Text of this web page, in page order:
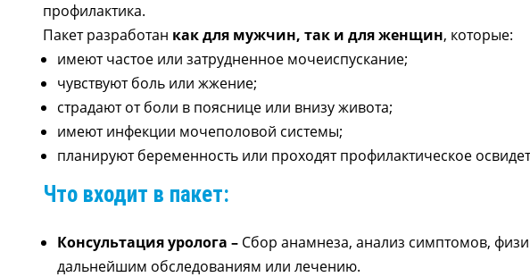
профилактика.
Пакет разработан как для мужчин, так и для женщин, которые:
имеют частое или затрудненное мочеиспускание;
чувствуют боль или жжение;
страдают от боли в пояснице или внизу живота;
имеют инфекции мочеполовой системы;
планируют беременность или проходят профилактическое
Что входит в пакет:
Консультация уролога – Сбор анамнеза, анализ симптомов,
дальнейшим обследованиям или лечению.